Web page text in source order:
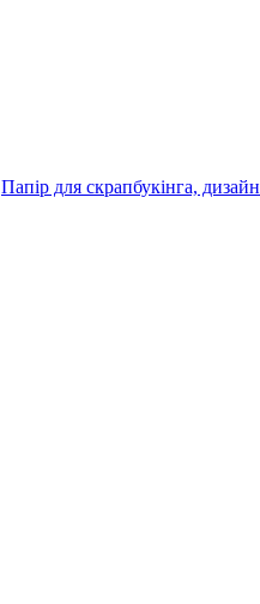
Папір для скрапбукінга,